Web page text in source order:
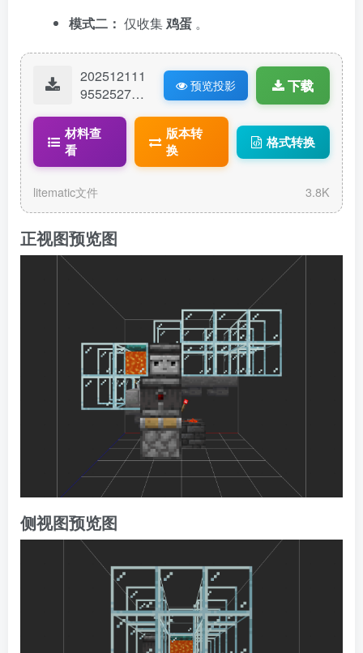
模式二： 仅收集鸡蛋 。
202512111
95525273-
atic
预览投影 下载
材料查
看
版本转
换
格式转换
litematic文件 3.8K
正视图预览图
侧视图预览图